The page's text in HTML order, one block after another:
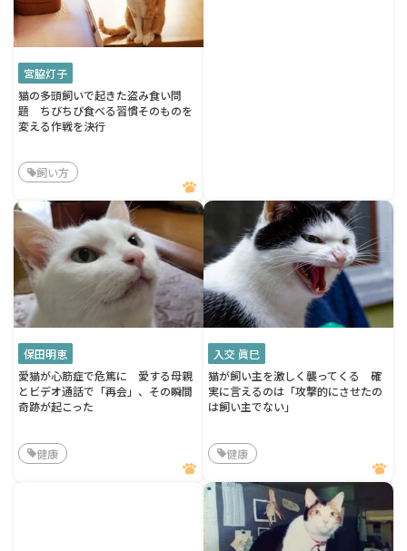
宮脇灯子
猫の多頭飼いで起きた盗み食い問
題 ちびちび食べる習慣そのものを
変える作戦を決行
飼い方
保田明恵
愛猫が心筋症で危篤に 愛する母親
とビデオ通話で「再会」、その瞬間
奇跡が起こった
健康
入交 眞巳
猫が飼い主を激しく襲ってくる 確
実に言えるのは「攻撃的にさせたの
は飼い主でない」
健康